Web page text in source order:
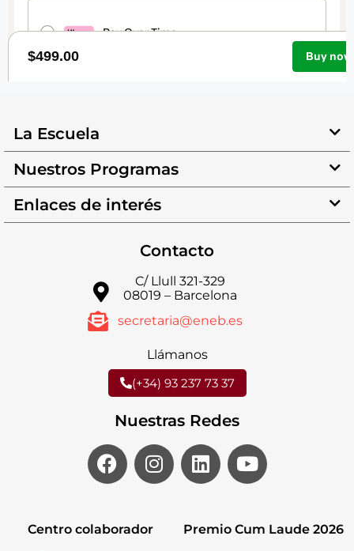
La Escuela
Nuestros Programas
Enlaces de interés
Contacto
C/ Llull 321-329
08019 – Barcelona
secretaria@eneb.es
Llámanos
(+34) 93 237 73 37
Nuestras Redes
Centro colaborador Premio Cum Laude 2026